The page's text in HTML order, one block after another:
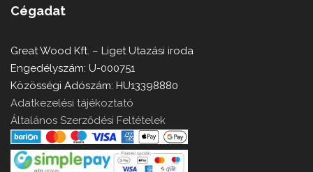
Cégadat
Great Wood Kft. – Liget Utazási iroda
Engedélyszám: U-000751
Közösségi Adószám: HU13398880
Adatkezelési tájékoztató
Általános Szerződési Feltételek